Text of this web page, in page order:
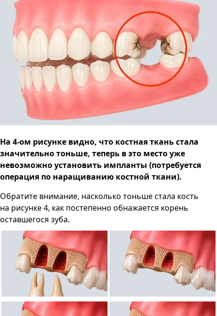
На 4-ом рисунке видно, что костная ткань стала
значительно тоньше, теперь в это место уже
невозможно установить импланты (потребуется
операция по наращиванию костной ткани).
Обратите внимание, насколько тоньше стала кость
на рисунке 4, как постепенно обнажается корень
оставшегося зуба.